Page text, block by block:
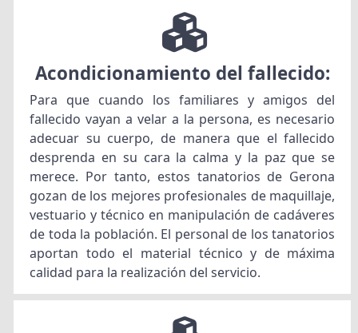
Acondicionamiento del fallecido:
Para que cuando los familiares y amigos del
fallecido vayan a velar a la persona, es necesario
adecuar su cuerpo, de manera que el fallecido
desprenda en su cara la calma y la paz que se
merece. Por tanto, estos tanatorios de Gerona
gozan de los mejores profesionales de maquillaje,
vestuario y técnico en manipulación de cadáveres
de toda la población. El personal de los tanatorios
aportan todo el material técnico y de máxima
calidad para la realización del servicio.